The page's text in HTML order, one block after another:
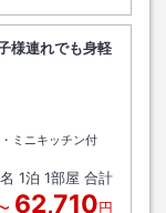
様連れでも身軽
ミニキッチン付
名 1泊 1部屋 合計
62,710円